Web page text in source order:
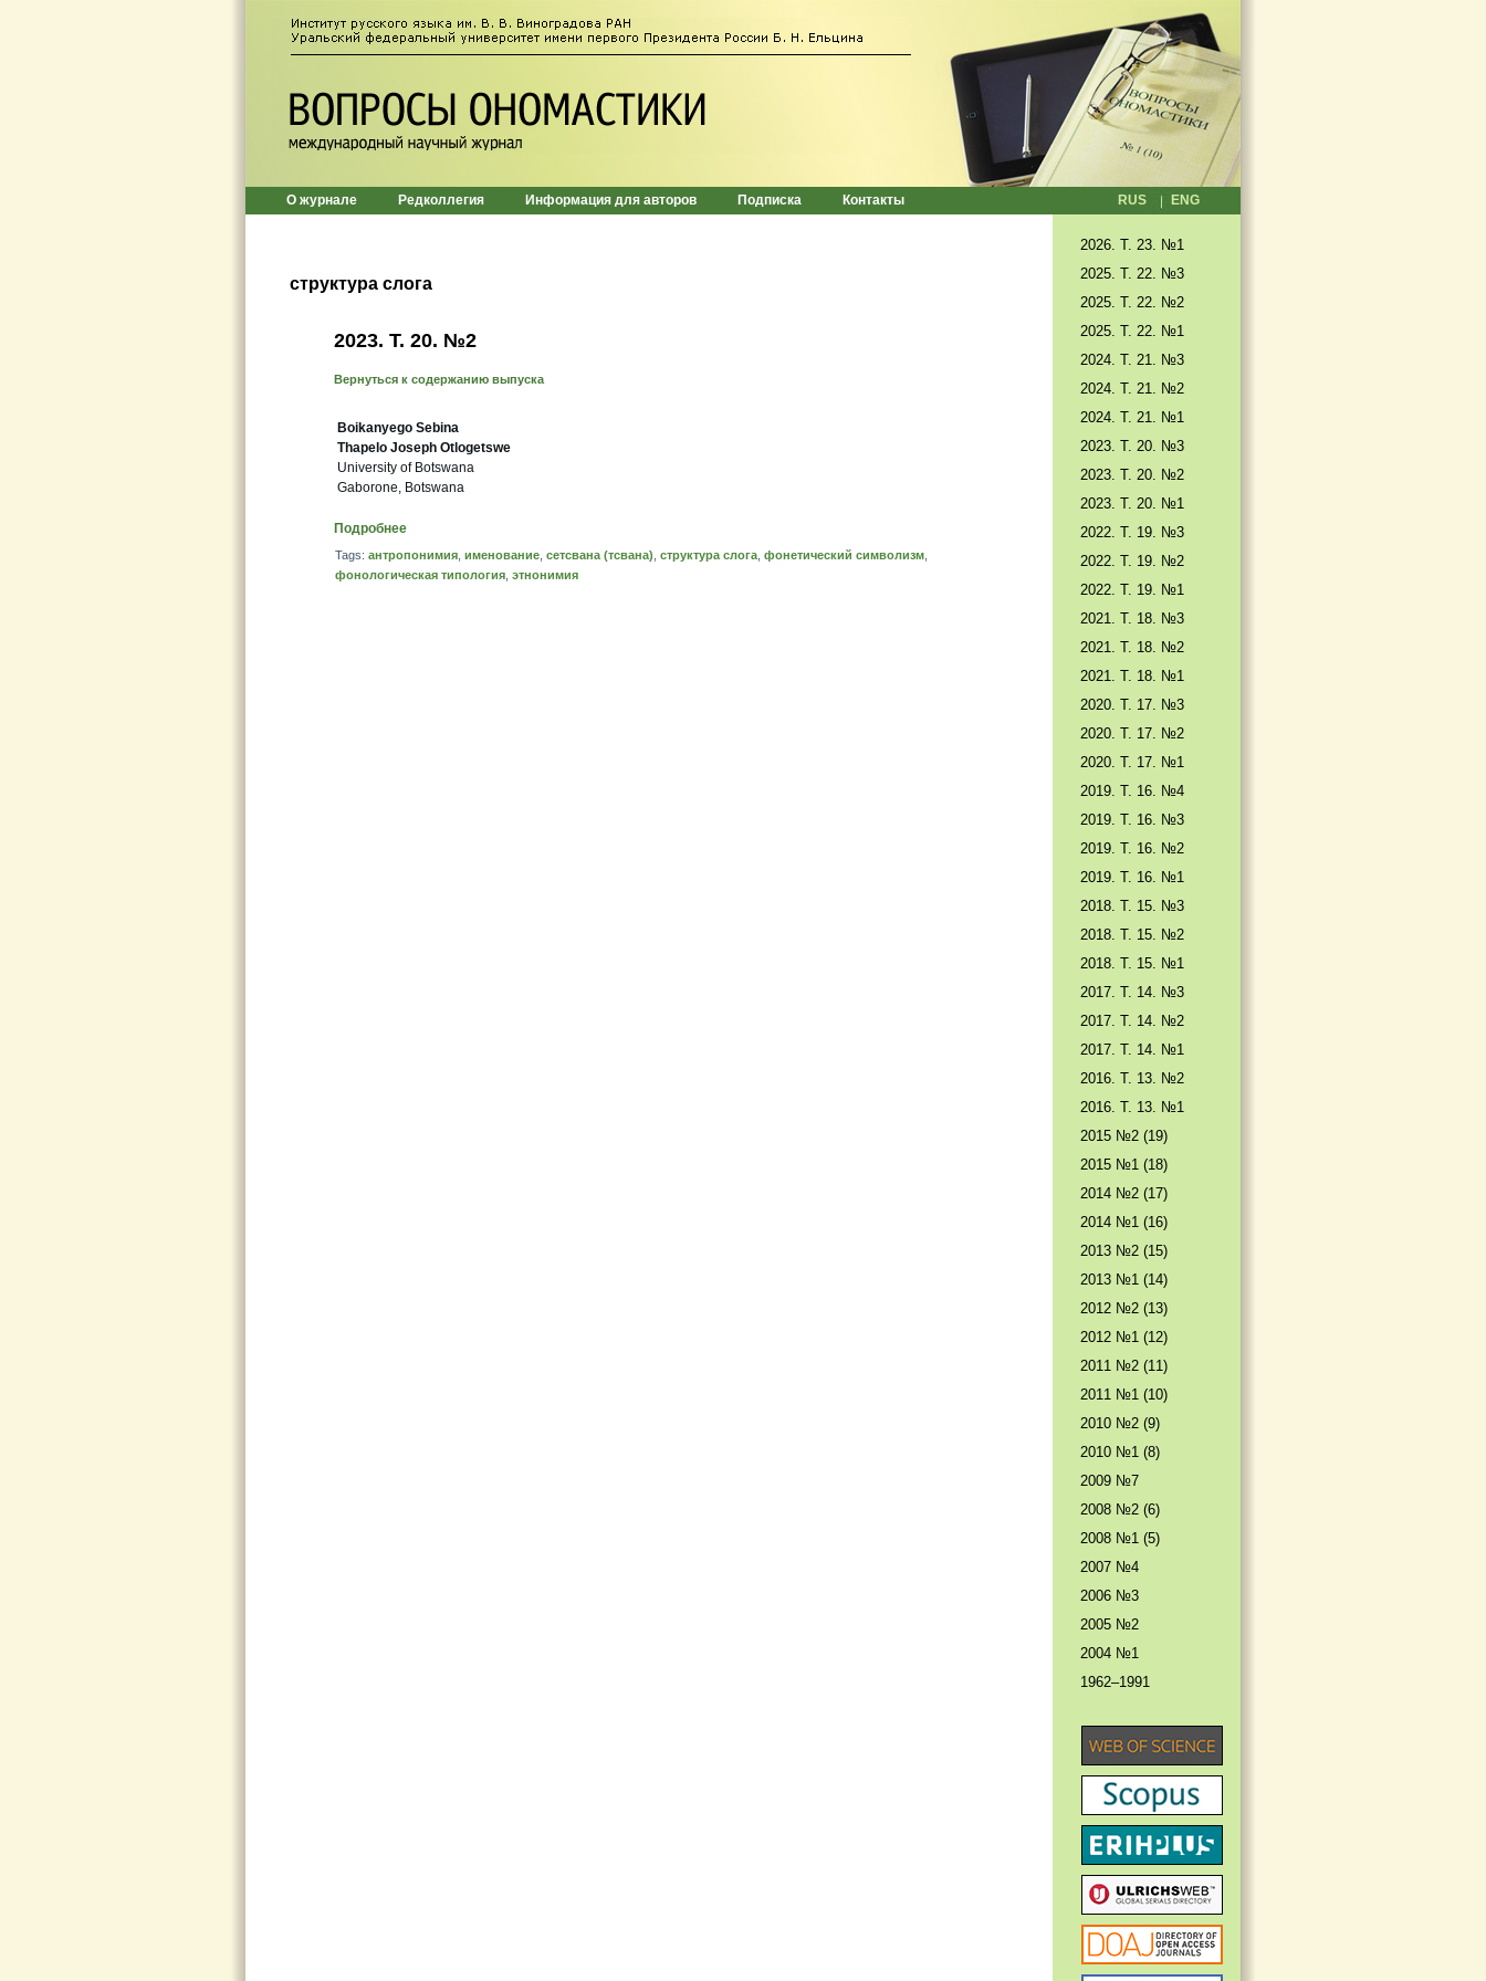
О журнале Редколлегия Информация для авторов Подписка Контакты RUS ENG
структура слога
2023. Т. 20. №2
Вернуться к содержанию выпуска
Boikanyego Sebina
Thapelo Joseph Otlogetswe
University of Botswana
Gaborone, Botswana
Подробнее
Tags: антропонимия именование сетсвана (тсвана) структура слога фонетический символизм
фонологическая типология этнонимия
2026. T. 23. №1
2025. T. 22. №3
2025. Т. 22. №2
2025. Т. 22. №1
2024. Т. 21. №3
2024. Т. 21. №2
2024. Т. 21. №1
2023. Т. 20. №3
2023. Т. 20. №2
2023. Т. 20. №1
2022. Т. 19. №3
2022. Т. 19. №2
2022. Т. 19. №1
2021. Т. 18. №3
2021. Т. 18. №2
2021. Т. 18. №1
2020. Т. 17. №3
2020. Т. 17. №2
2020. Т. 17. №1
2019. Т. 16. №4
2019. Т. 16. №3
2019. Т. 16. №2
2019. Т. 16. №1
2018. Т. 15. №3
2018. Т. 15. №2
2018. Т. 15. №1
2017. T. 14. №3
2017. T. 14. №2
2017. T. 14. №1
2016. T. 13. №2
2016. T. 13. №1
2015 №2 (19)
2015 №1 (18)
2014 №2 (17)
2014 №1 (16)
2013 №2 (15)
2013 №1 (14)
2012 №2 (13)
2012 №1 (12)
2011 №2 (11)
2011 №1 (10)
2010 №2 (9)
2010 №1 (8)
2009 №7
2008 №2 (6)
2008 №1 (5)
2007 №4
2006 №3
2005 №2
2004 №1
1962–1991